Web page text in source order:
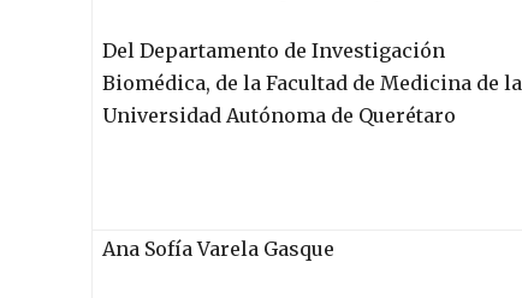
Del Departamento de Investigación
Biomédica, de la Facultad de Medicina de la
Universidad Autónoma de Querétaro
Ana Sofía Varela Gasque